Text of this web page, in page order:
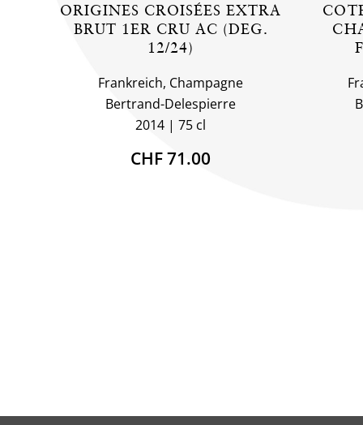
ORIGINES CROISÉES EXTRA
BRUT 1ER CRU AC (DEG.
12/24)
Frankreich, Champagne
Bertrand-Delespierre
2014
75 cl
CHF 71.00